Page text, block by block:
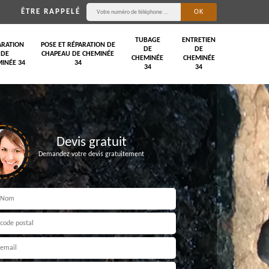
ÊTRE RAPPELÉ
DE
34
POSE ET RÉPARATION DE
CHAPEAU DE CHEMINÉE
34
TUBAGE
DE
CHEMINÉE
34
ENTRETIEN
DE
CHEMINÉE
34
Devis gratuit
Demandez votre devis gratuitement